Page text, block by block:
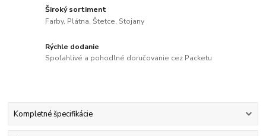
Široký sortiment
Farby, Plátna, Štetce, Stojany
Rýchle dodanie
Spoľahlivé a pohodlné doručovanie cez Packetu
Kompletné špecifikácie